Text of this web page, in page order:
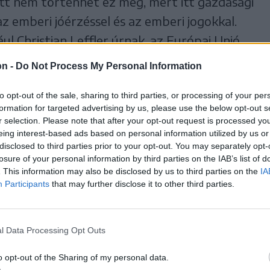
- Do Not Process My Personal Information
opt-out of the sale, sharing to third parties, or processing of your
for targeted advertising by us, please use the below opt-out
selection. Please note that after your opt-out request is processed
interest-based ads based on personal information utilized by us
to third parties prior to your opt-out. You may separately
of your personal information by third parties on the IAB’s list of
This information may also be disclosed by us to third parties on the
Participants that may further disclose it to other third parties.
Data Processing Opt Outs
opt-out of the Sharing of my personal data.
emberi jóérzéssel és az emberi jogokkal.
Christian Leffler úrnak, az Európai Unió
így nyilvánosan kijelentem: vannak
Unión belül, amelyeknek az az érdeke,
semmiféle szankció! Ez ugyanis a
jelenthetné. Tudom, súlyos szavak ezek,
annak ellenére, hogy az EU
pedig három európai
megkínoztak. Csak abban
mindent megtesz a nemzetközi
nem lesz egyedül, hiszen vannak más
az igazság érdekében!